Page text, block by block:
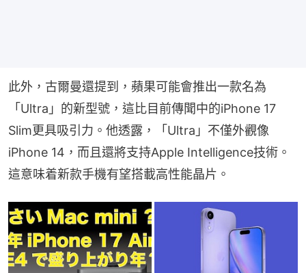
此外，古爾曼還提到，蘋果可能會推出一款名為
「Ultra」的新型號，這比目前傳聞中的iPhone 17
Slim更具吸引力。他透露，「Ultra」不僅外觀像
iPhone 14，而且還將支持Apple Intelligence技術。
這意味着新款手機有望搭載高性能晶片。